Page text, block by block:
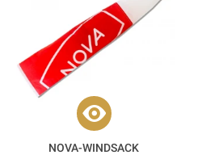
NOVA-WINDSACK